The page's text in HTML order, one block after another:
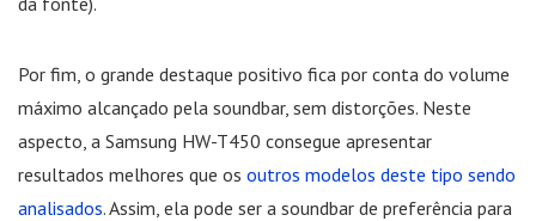
Por fim, o grande destaque positivo fica por conta do volume
máximo alcançado pela soundbar, sem distorções. Neste
aspecto, a Samsung HW-T450 consegue apresentar
resultados melhores que os outros modelos deste tipo sendo
analisados. Assim, ela pode ser a soundbar de preferência para